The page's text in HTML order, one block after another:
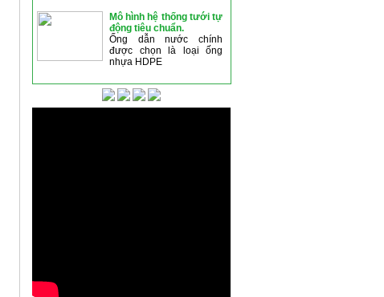
Mô hình hệ thống tưới tự
động tiêu chuẩn.
Ống dẫn nước chính
được chọn là loại ống
nhựa HDPE